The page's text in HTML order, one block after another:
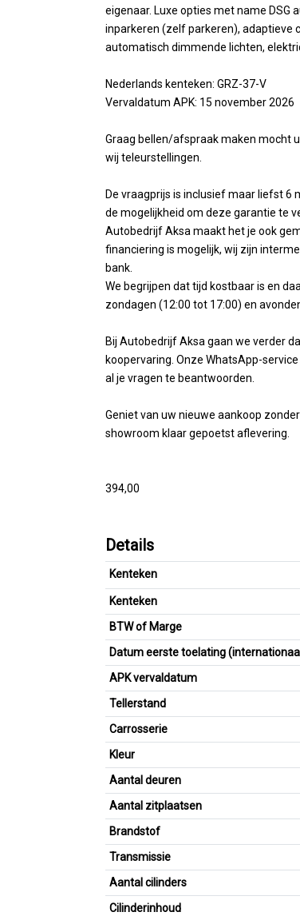
eigenaar. Luxe opties met name DSG
inparkeren (zelf parkeren), adaptieve
automatisch dimmende lichten,
Nederlands kenteken: GRZ-37-V
Vervaldatum APK: 15 november 2026
Graag bellen/afspraak maken mocht
wij teleurstellingen.
De vraagprijs is inclusief maar liefst 6
de mogelijkheid om deze garantie te
Autobedrijf Aksa maakt het je ook
financiering is mogelijk, wij zijn
bank.
We begrijpen dat tijd kostbaar is en
zondagen (12:00 tot 17:00) en
Bij Autobedrijf Aksa gaan we verder
koopervaring. Onze WhatsApp-
al je vragen te beantwoorden.
Geniet van uw nieuwe aankoop
showroom klaar gepoetst aflevering.
394,00
Details
Kenteken
Kenteken
BTW of Marge
Datum eerste toelating
APK vervaldatum
Tellerstand
Carrosserie
Kleur
Aantal deuren
Aantal zitplaatsen
Brandstof
Transmissie
Aantal cilinders
Cilinderinhoud